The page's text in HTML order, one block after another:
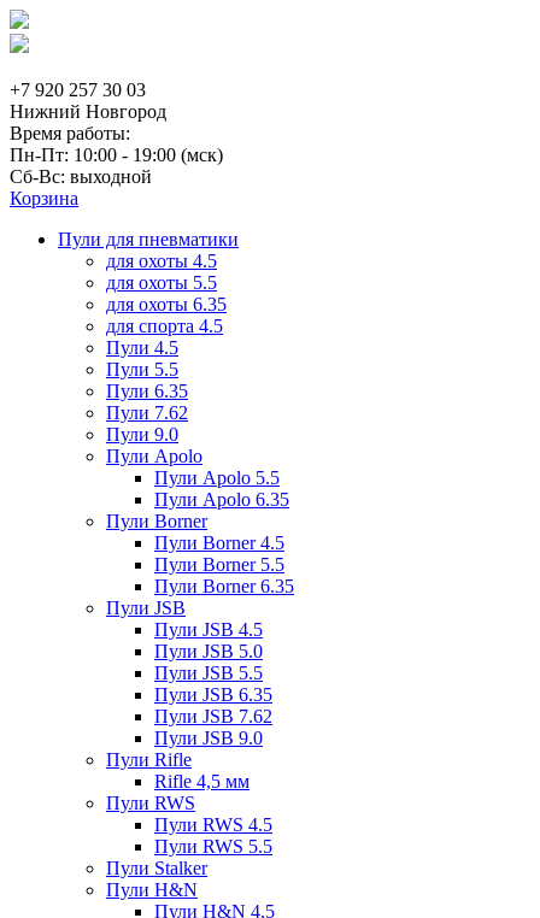
+7 920 257 30 03
Нижний Новгород
Время работы:
Пн-Пт: 10:00 - 19:00 (мск)
Сб-Вс: выходной
Корзина
Пули для пневматики
для охоты 4.5
для охоты 5.5
для охоты 6.35
для спорта 4.5
Пули 4.5
Пули 5.5
Пули 6.35
Пули 7.62
Пули 9.0
Пули Apolo
Пули Apolo 5.5
Пули Apolo 6.35
Пули Borner
Пули Borner 4.5
Пули Borner 5.5
Пули Borner 6.35
Пули JSB
Пули JSB 4.5
Пули JSB 5.0
Пули JSB 5.5
Пули JSB 6.35
Пули JSB 7.62
Пули JSB 9.0
Пули Rifle
Rifle 4,5 мм
Пули RWS
Пули RWS 4.5
Пули RWS 5.5
Пули Stalker
Пули H&N
Пули H&N 4,5